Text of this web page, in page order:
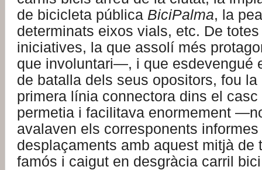
de bicicleta pública BiciPalma, la
determinats eixos vials, etc. De
iniciatives, la que assolí més
que involuntari—, i que esdevengué
de batalla dels seus opositors, fou
primera línia connectora dins el casc
permetia i facilitava enormement
avalaven els corresponents
desplaçaments amb aquest mitjà de
famós i caigut en desgràcia carril